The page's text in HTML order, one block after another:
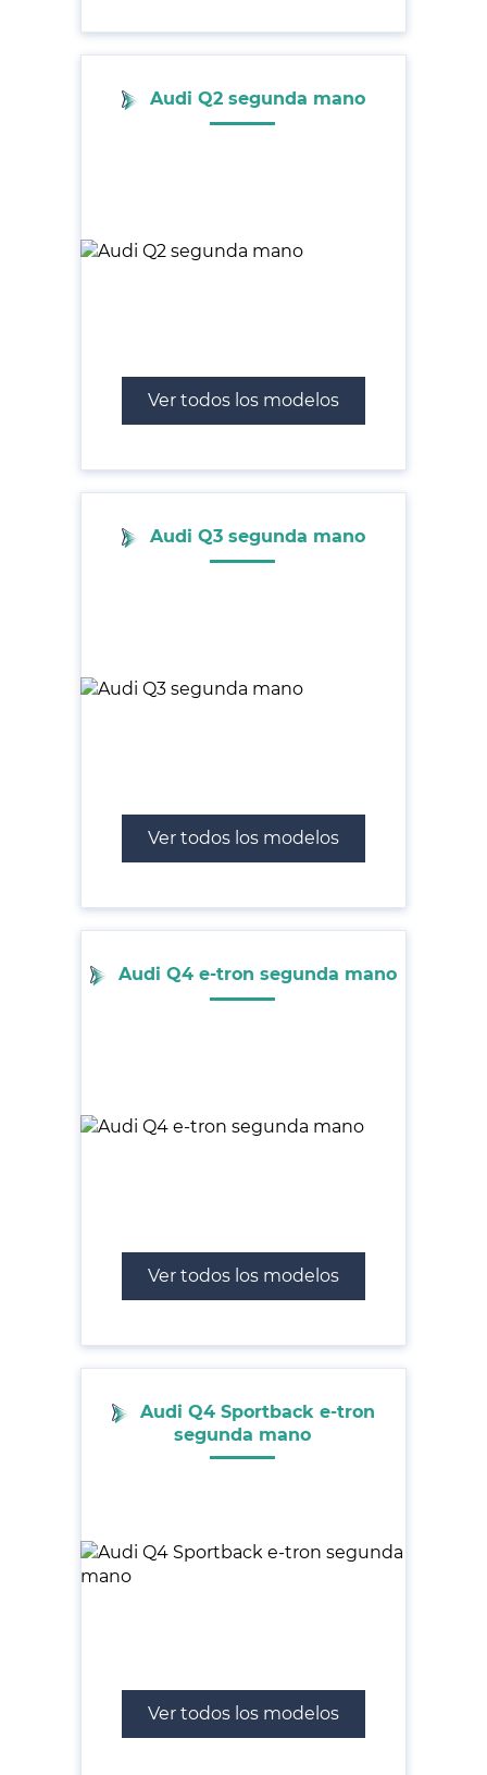
Audi Q2 segunda mano
Ver todos los modelos
Audi Q3 segunda mano
Ver todos los modelos
Audi Q4 e-tron segunda mano
Ver todos los modelos
Audi Q4 Sportback e-tron
segunda mano
Ver todos los modelos